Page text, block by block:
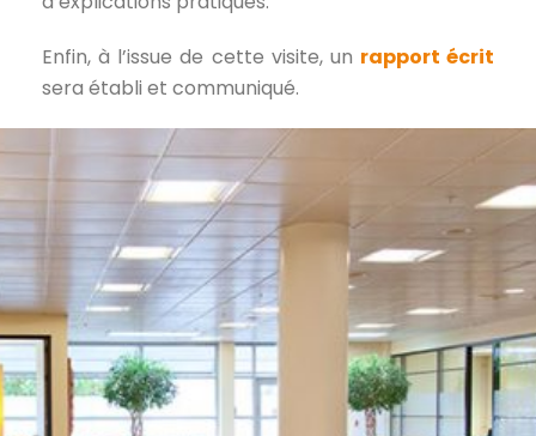
Enfin, à l’issue de cette visite, un rapport écrit
sera établi et communiqué.